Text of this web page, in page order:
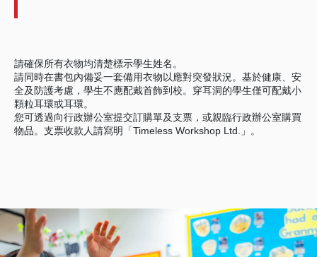
請確保所有衣物均清楚標示學生姓名。
請同時在書包內備妥一套備用衣物以應對突發狀況。基於健康、安
全及防護考慮，學生不應配戴首飾到校。穿耳洞的學生僅可配戴小
顆粒耳環或耳環。
您可透過向行政辦公室提交訂購單及支票，或親臨行政辦公室購買
物品。支票收款人請寫明「Timeless Workshop Ltd.」。